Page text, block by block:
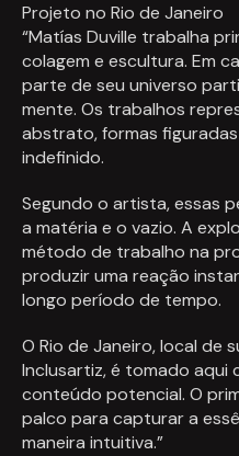
Projeto no Rio de Janeiro
“Matías Duville trabalha
colagem e escultura. Em
parte de seu universo
mente. Os trabalhos
abstrato, formas
indefinido.
Segundo o artista, essas
a matéria e o vazio. A
método de trabalho na
produzir uma reação
longo período de tempo.
O Rio de Janeiro, local de
Inclusartiz, é tomado aqui
conteúdo potencial. O
palco para capturar a
maneira intuitiva.”